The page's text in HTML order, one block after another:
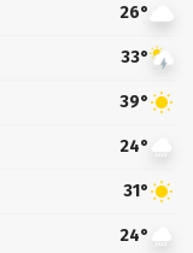
26°
33°
39°
24°
31°
24°